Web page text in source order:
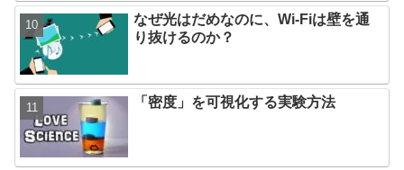
なぜ光はだめなのに、Wi-Fiは壁を通
り抜けるのか？
「密度」を可視化する実験方法